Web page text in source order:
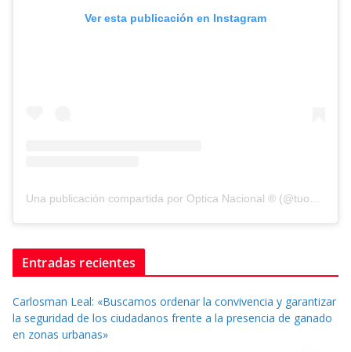
Ver esta publicación en Instagram
Una publicación compartida por Optica Nacional ® (@tuopticanacional)
Entradas recientes
Carlosman Leal: «Buscamos ordenar la convivencia y garantizar
la seguridad de los ciudadanos frente a la presencia de ganado
en zonas urbanas»